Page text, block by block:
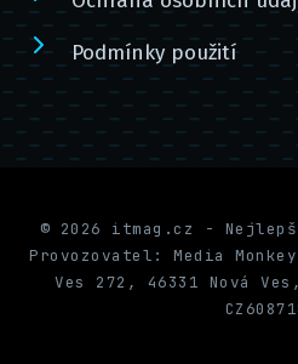
Podmínky použití
© 2026 itmag.cz -
Provozovatel: Media
Ves 272, 46331 Nová